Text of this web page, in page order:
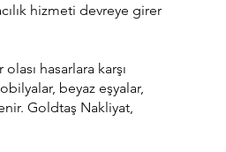
hizmeti devreye girer
hasarlara karşı
beyaz eşyalar,
Goldtaş Nakliyat,